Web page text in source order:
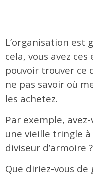
L’organisation est
cela, vous avez
pouvoir trouver ce
ne pas savoir où
les achetez.
Par exemple,
une vieille tringle
diviseur d’armoire ?
Que diriez-vous de